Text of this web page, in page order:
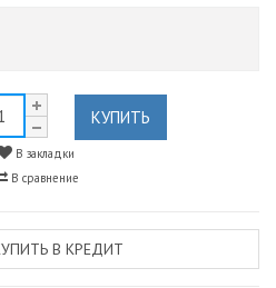
КУПИТЬ
В закладки
В сравнение
В КРЕДИТ